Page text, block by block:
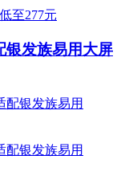
银发族易用大屏